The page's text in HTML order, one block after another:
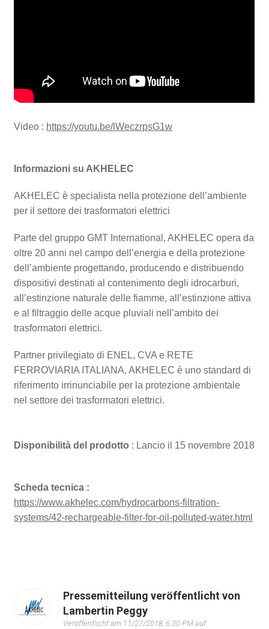
Video : https://youtu.be/lWeczrpsG1w
Informazioni su AKHELEC
AKHELEC è specialista nella protezione dell’ambiente
per il settore dei trasformatori elettrici
Parte del gruppo GMT International, AKHELEC opera da
oltre 20 anni nel campo dell’energia e della protezione
dell’ambiente progettando, producendo e distribuendo
dispositivi destinati al contenimento degli idrocarburi,
all’estinzione naturale delle fiamme, all’estinzione attiva
e al filtraggio delle acque pluviali nell’ambito dei
trasformatori elettrici.
Partner privilegiato di ENEL, CVA e RETE
FERROVIARIA ITALIANA, AKHELEC è uno standard di
riferimento irrinunciabile per la protezione ambientale
nel settore dei trasformatori elettrici.
Disponibilità del prodotto : Lancio il 15 novembre 2018
Scheda tecnica :
https://www.akhelec.com/hydrocarbons-filtration-
systems/42-rechargeable-filter-for-oil-polluted-water.html
Pressemitteilung veröffentlicht von
Lambertin Peggy
Veröffentlicht am 11/27/2018, 6:30 PM auf